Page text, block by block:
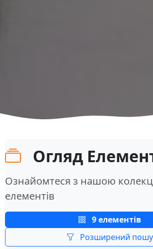
Огляд
Ознайомтеся з нашою
елементів
9 елементів
Розширений